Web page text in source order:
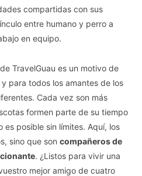
compartidas con sus
entre humano y perro a
en equipo.
TravelGuau es un motivo de
para todos los amantes de los
Cada vez son más
formen parte de su tiempo
posible sin límites. Aquí, los
sino que son compañeros de
. ¿Listos para vivir una
mejor amigo de cuatro